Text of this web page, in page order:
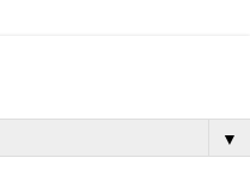
▼